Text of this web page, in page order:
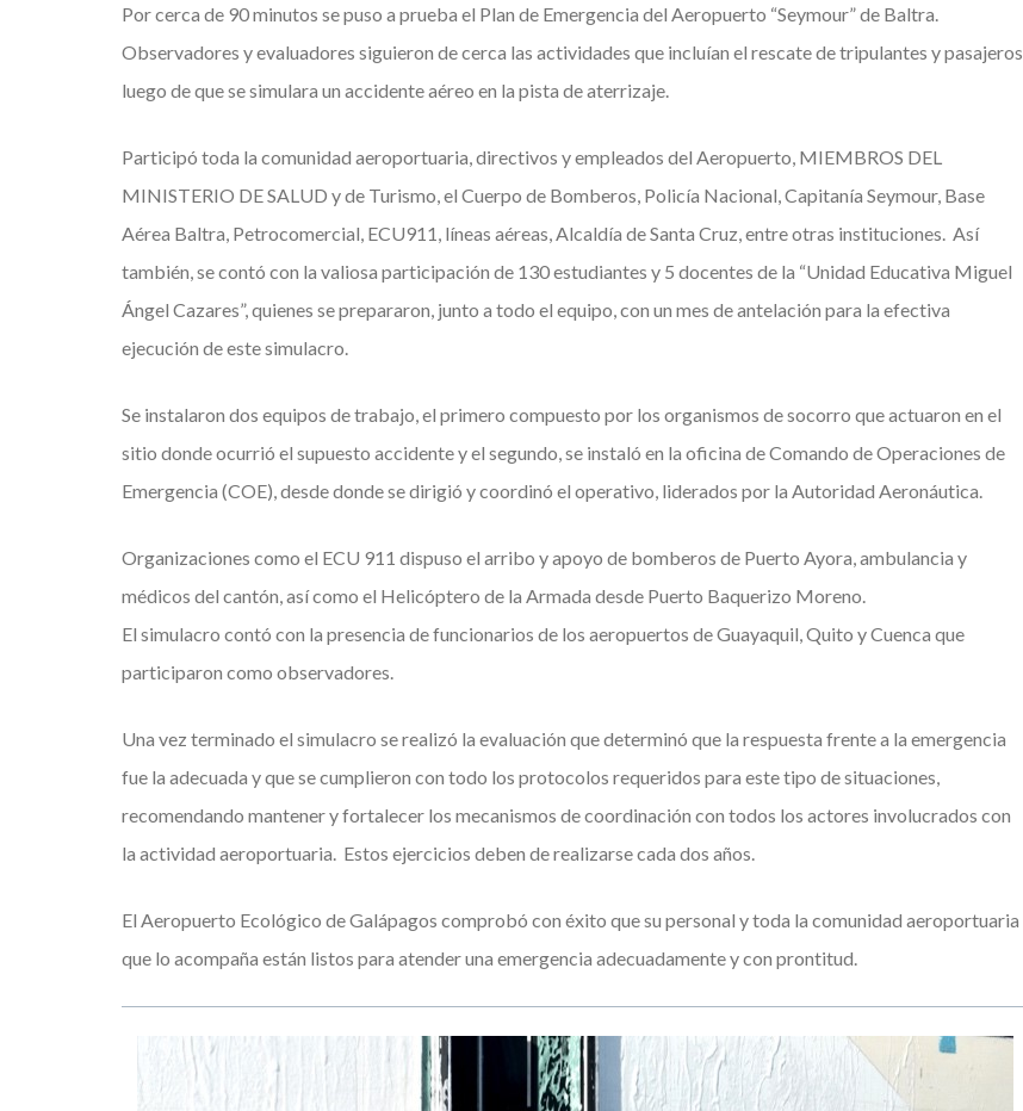
Por cerca de 90 minutos se puso a prueba el Plan de Emergencia del Aeropuerto “Seymour” de Baltra.
Observadores y evaluadores siguieron de cerca las actividades que incluían el rescate de tripulantes y pasajeros
luego de que se simulara un accidente aéreo en la pista de aterrizaje.
Participó toda la comunidad aeroportuaria, directivos y empleados del Aeropuerto, MIEMBROS DEL
MINISTERIO DE SALUD y de Turismo, el Cuerpo de Bomberos, Policía Nacional, Capitanía Seymour, Base
Aérea Baltra, Petrocomercial, ECU911, líneas aéreas, Alcaldía de Santa Cruz, entre otras instituciones. Así
también, se contó con la valiosa participación de 130 estudiantes y 5 docentes de la “Unidad Educativa Miguel
Ángel Cazares”, quienes se prepararon, junto a todo el equipo, con un mes de antelación para la efectiva
ejecución de este simulacro.
Se instalaron dos equipos de trabajo, el primero compuesto por los organismos de socorro que actuaron en el
sitio donde ocurrió el supuesto accidente y el segundo, se instaló en la oficina de Comando de Operaciones de
Emergencia (COE), desde donde se dirigió y coordinó el operativo, liderados por la Autoridad Aeronáutica.
Organizaciones como el ECU 911 dispuso el arribo y apoyo de bomberos de Puerto Ayora, ambulancia y
médicos del cantón, así como el Helicóptero de la Armada desde Puerto Baquerizo Moreno.
El simulacro contó con la presencia de funcionarios de los aeropuertos de Guayaquil, Quito y Cuenca que
participaron como observadores.
Una vez terminado el simulacro se realizó la evaluación que determinó que la respuesta frente a la emergencia
fue la adecuada y que se cumplieron con todo los protocolos requeridos para este tipo de situaciones,
recomendando mantener y fortalecer los mecanismos de coordinación con todos los actores involucrados con
la actividad aeroportuaria. Estos ejercicios deben de realizarse cada dos años.
El Aeropuerto Ecológico de Galápagos comprobó con éxito que su personal y toda la comunidad aeroportuaria
que lo acompaña están listos para atender una emergencia adecuadamente y con prontitud.